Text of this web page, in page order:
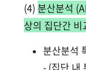
(4) 분산분석
상의 집단간 비
분산분석
- (집단 내